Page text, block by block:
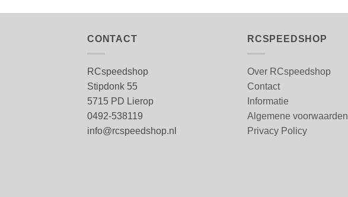
CONTACT
RCspeedshop
Stipdonk 55
5715 PD Lierop
0492-538119
info@rcspeedshop.nl
RCSPEEDSHOP
Over RCspeedshop
Contact
Informatie
Algemene voorwaarden
Privacy Policy